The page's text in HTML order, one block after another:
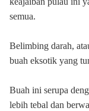
semua.
Belimbing darah,
buah eksotik yang
Buah ini serupa
lebih tebal dan